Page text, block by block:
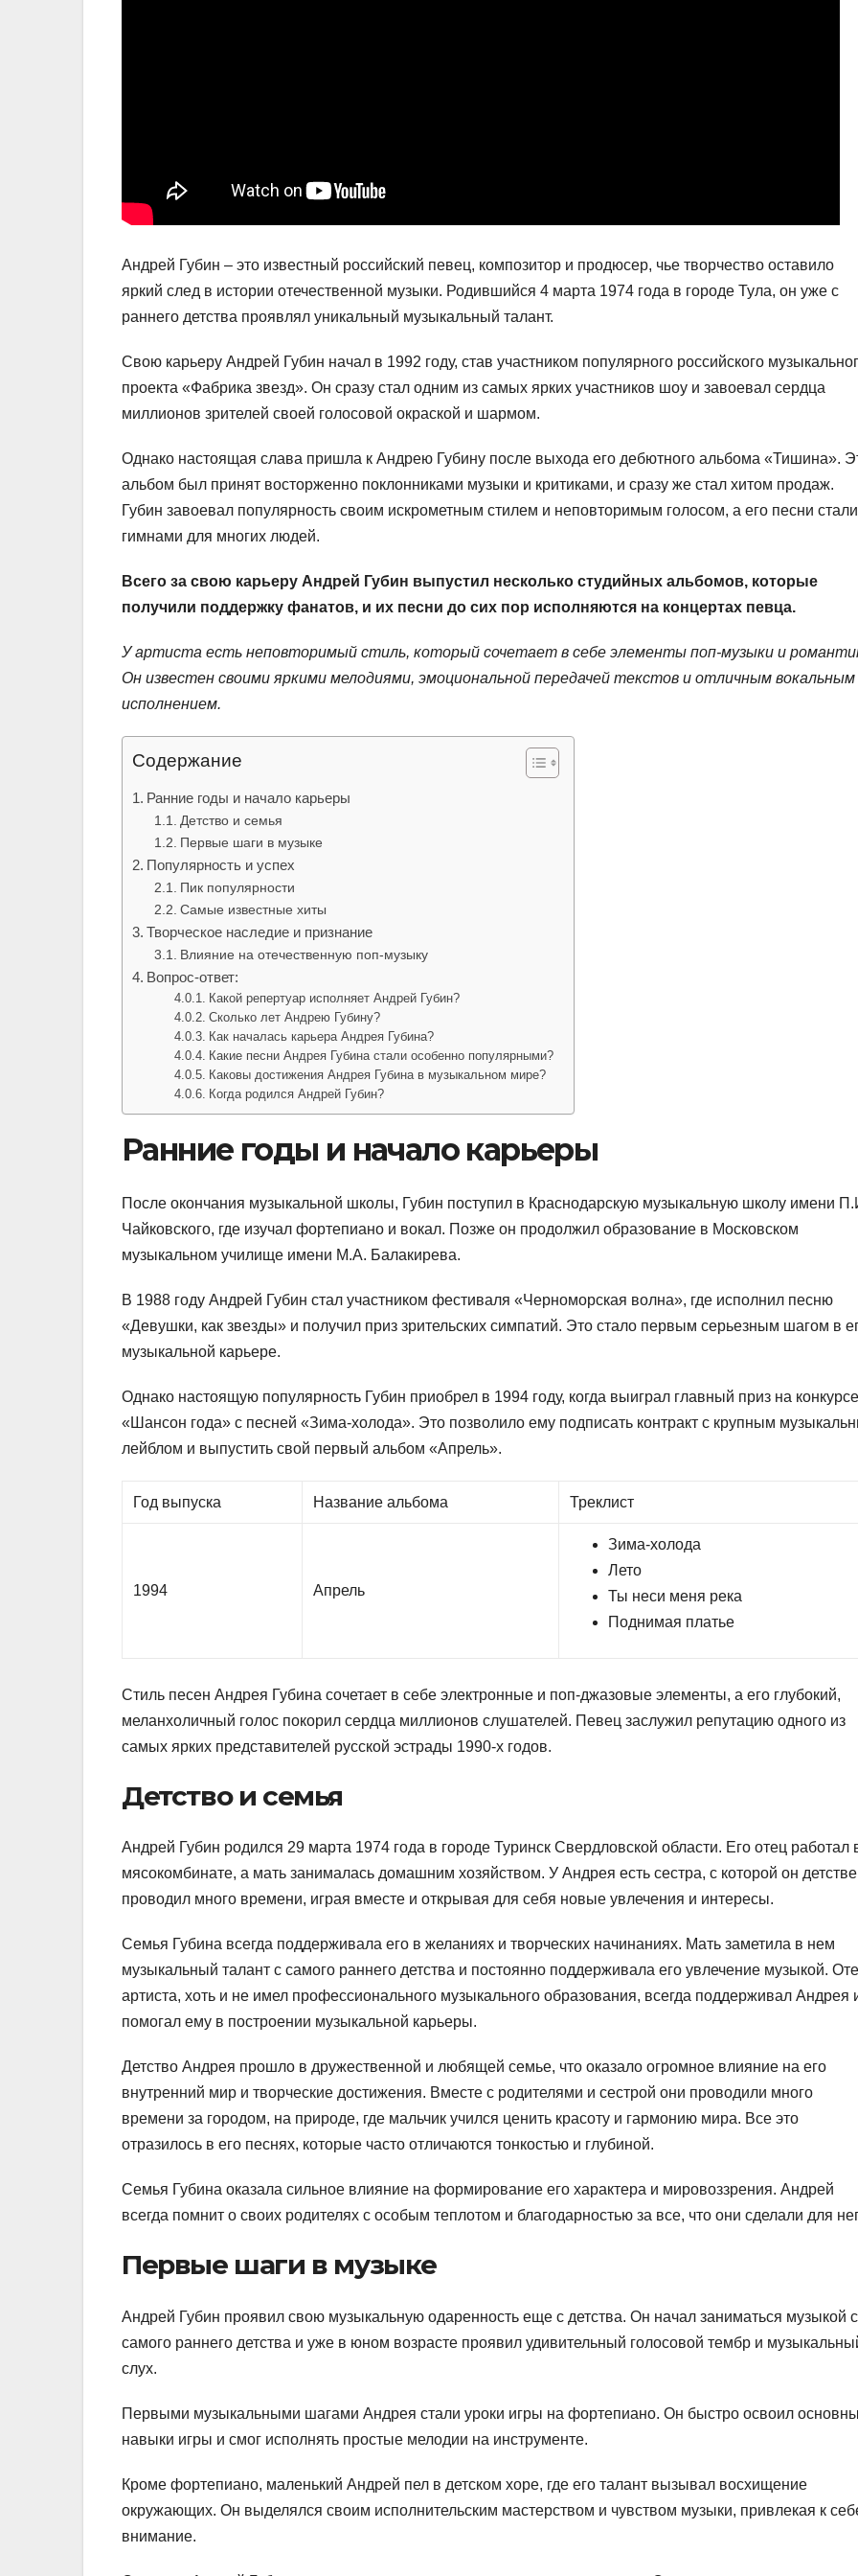
Андрей Губин – это известный российский певец, композитор и продюсер, чье творчество оставило
яркий след в истории отечественной музыки. Родившийся 4 марта 1974 года в городе Тула, он уже с
раннего детства проявлял уникальный музыкальный талант.
Свою карьеру Андрей Губин начал в 1992 году, став участником популярного российского
проекта «Фабрика звезд». Он сразу стал одним из самых ярких участников шоу и завоевал сердца
миллионов зрителей своей голосовой окраской и шармом.
Однако настоящая слава пришла к Андрею Губину после выхода его дебютного альбома «Тишина».
альбом был принят восторженно поклонниками музыки и критиками, и сразу же стал хитом продаж.
Губин завоевал популярность своим искрометным стилем и неповторимым голосом, а его песни стали
гимнами для многих людей.
Всего за свою карьеру Андрей Губин выпустил несколько студийных альбомов, которые
получили поддержку фанатов, и их песни до сих пор исполняются на концертах певца.
У артиста есть неповторимый стиль, который сочетает в себе элементы поп-музыки и
Он известен своими яркими мелодиями, эмоциональной передачей текстов и отличным вокальным
исполнением.
Содержание
Ранние годы и начало карьеры
Детство и семья
Первые шаги в музыке
Популярность и успех
Пик популярности
Самые известные хиты
Творческое наследие и признание
Влияние на отечественную поп-музыку
Вопрос-ответ:
Какой репертуар исполняет Андрей Губин?
Сколько лет Андрею Губину?
Как началась карьера Андрея Губина?
Какие песни Андрея Губина стали особенно популярными?
Каковы достижения Андрея Губина в музыкальном мире?
Когда родился Андрей Губин?
Ранние годы и начало карьеры
После окончания музыкальной школы, Губин поступил в Краснодарскую музыкальную школу имени
Чайковского, где изучал фортепиано и вокал. Позже он продолжил образование в Московском
музыкальном училище имени М.А. Балакирева.
В 1988 году Андрей Губин стал участником фестиваля «Черноморская волна», где исполнил песню
«Девушки, как звезды» и получил приз зрительских симпатий. Это стало первым серьезным шагом в
музыкальной карьере.
Однако настоящую популярность Губин приобрел в 1994 году, когда выиграл главный приз на конкурсе
«Шансон года» с песней «Зима-холода». Это позволило ему подписать контракт с крупным
лейблом и выпустить свой первый альбом «Апрель».
Год выпуска Название альбома Треклист
1994 Апрель
Зима-холода
Лето
Ты неси меня река
Поднимая платье
Стиль песен Андрея Губина сочетает в себе электронные и поп-джазовые элементы, а его глубокий,
меланхоличный голос покорил сердца миллионов слушателей. Певец заслужил репутацию одного из
самых ярких представителей русской эстрады 1990-х годов.
Детство и семья
Андрей Губин родился 29 марта 1974 года в городе Туринск Свердловской области. Его отец работал
мясокомбинате, а мать занималась домашним хозяйством. У Андрея есть сестра, с которой он детстве
проводил много времени, играя вместе и открывая для себя новые увлечения и интересы.
Семья Губина всегда поддерживала его в желаниях и творческих начинаниях. Мать заметила в нем
музыкальный талант с самого раннего детства и постоянно поддерживала его увлечение музыкой.
артиста, хоть и не имел профессионального музыкального образования, всегда поддерживал Андрея
помогал ему в построении музыкальной карьеры.
Детство Андрея прошло в дружественной и любящей семье, что оказало огромное влияние на его
внутренний мир и творческие достижения. Вместе с родителями и сестрой они проводили много
времени за городом, на природе, где мальчик учился ценить красоту и гармонию мира. Все это
отразилось в его песнях, которые часто отличаются тонкостью и глубиной.
Семья Губина оказала сильное влияние на формирование его характера и мировоззрения. Андрей
всегда помнит о своих родителях с особым теплотом и благодарностью за все, что они сделали для
Первые шаги в музыке
Андрей Губин проявил свою музыкальную одаренность еще с детства. Он начал заниматься музыкой с
самого раннего детства и уже в юном возрасте проявил удивительный голосовой тембр и
слух.
Первыми музыкальными шагами Андрея стали уроки игры на фортепиано. Он быстро освоил
навыки игры и смог исполнять простые мелодии на инструменте.
Кроме фортепиано, маленький Андрей пел в детском хоре, где его талант вызывал восхищение
окружающих. Он выделялся своим исполнительским мастерством и чувством музыки, привлекая к
внимание.